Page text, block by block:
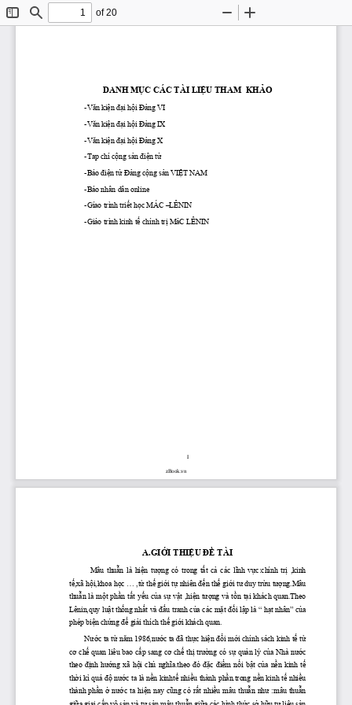
ToggleFind
of 20
Zoom
1
DANH MỤC CÁC TÀI LIỆU THAM KHẢO
-Văn kiện đại hội Đảng VI
-Văn kiện đại hội Đảng IX
-Văn kiện đại hội Đảng X
-Tap chí cộng sản điện tử
-Báo điện tử Đảng cộng sản VIỆT NAM
-Báo nhân dân online
-Gíao trình triết học MÁC –LÊNIN
-Giáo trình kinh tế chính trị MáC LÊNIN
zBook.vn
A.GIỚI THIỆU ĐỀ TÀI
   Mâu
thuẫn
  là
hiện tượng
  có  trong
tất cả
  các
lĩnh vực:chính trị
  ,kinh
tế,xã hội,khoa học ,từ thế giới tự nhiên đến thế giới tư duy trừu tượng.Mâu
thuẫn là một phần tất yếu của sự vật ,hiện tượng và tồn tại khách quan.Theo
Lênin,quy luật thống nhất và đấu tranh của các mặt đối lập là “ hạt nhân” của
phép biện chứng để giải thích thế giới khách quan.
Nước ta từ năm 1986,nước ta đã thực hiện đổi mới chính sách kinh tế từ
cơ chế quan liêu bao cấp sang cơ chế thị trường có sự quản lý của Nhà nước
theo định hướng
  xã
hội chủ nghĩa.theo đó đặc điểm nổi bật của nền
  kinh
tế
thời kì quá độ nước ta là nền kinhtế nhiều thành phần.trong nền kinh tế nhiều
thành phần ởnước
  ta
hiện
  nay
cũng
  có
rất nhiều
  mâu
thuẫn như
  :mâu
thuẫn
giữa giai cấp vô sản và tư sản,mâu thuẫn giữa các hình thức sở hữu tư liệu sản